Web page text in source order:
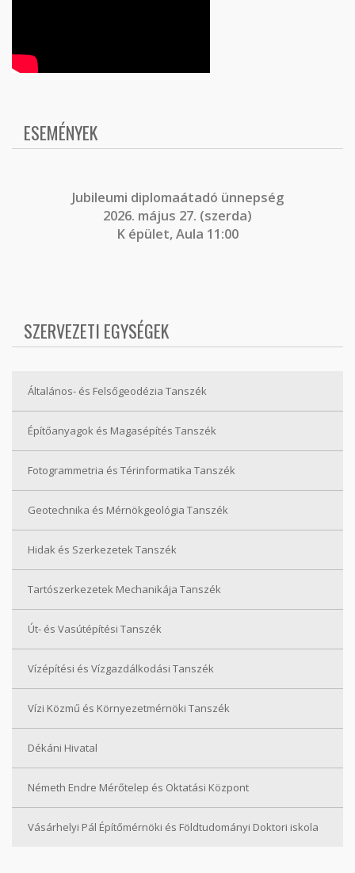
ESEMÉNYEK
Jubileumi diplomaátadó ünnepség
2026. május 27. (szerda)
K épület, Aula 11:00
SZERVEZETI EGYSÉGEK
Általános- és Felsőgeodézia Tanszék
Építőanyagok és Magasépítés Tanszék
Fotogrammetria és Térinformatika Tanszék
Geotechnika és Mérnökgeológia Tanszék
Hidak és Szerkezetek Tanszék
Tartószerkezetek Mechanikája Tanszék
Út- és Vasútépítési Tanszék
Vízépítési és Vízgazdálkodási Tanszék
Vízi Közmű és Környezetmérnöki Tanszék
Dékáni Hivatal
Németh Endre Mérőtelep és Oktatási Központ
Vásárhelyi Pál Építőmérnöki és Földtudományi Doktori iskola